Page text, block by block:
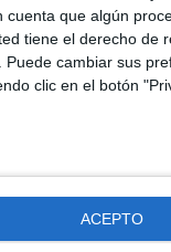
cuenta que algún
tiene el derecho de
cambiar sus
clic en el botón
ACEPTO
mientras que
de
de los